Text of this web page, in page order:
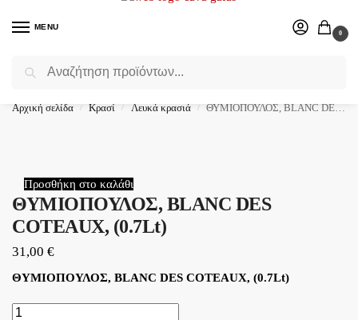
MENU
0
Επιλέξτε ένα δώρο για το αγαπημένο σας πρόσωπο.
Αρχική σελίδα / Κρασί / Λευκά κρασιά / ΘΥΜΙΟΠΟΥΛΟΣ, BLANC DES COTEAUX, (0.7Lt)
Προσθήκη στο καλάθι
ΘΥΜΙΟΠΟΥΛΟΣ, BLANC DES
COTEAUX, (0.7Lt)
31,00 €
ΘΥΜΙΟΠΟΥΛΟΣ, BLANC DES COTEAUX, (0.7Lt)